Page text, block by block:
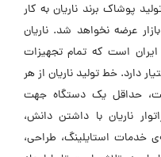
پوشاک برند ناریان به کار
عرضه نخواهد شد. ناریان
ایران است که تمام تجهیزات
دارد. خط تولید ناریان از هر
حداقل یک دستگاه جهت
ناریان با داشتن دانش،
خدمات استایلینگ، طراحی،